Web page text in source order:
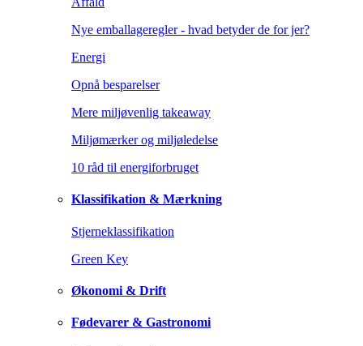
Nye emballageregler - hvad betyder de for jer?
Energi
Opnå besparelser
Mere miljøvenlig takeaway
Miljømærker og miljøledelse
10 råd til energiforbruget
Klassifikation & Mærkning
Stjerneklassifikation
Green Key
Økonomi & Drift
Fødevarer & Gastronomi